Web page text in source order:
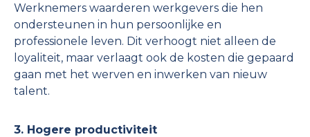
Werknemers waarderen werkgevers die hen
ondersteunen in hun persoonlijke en
professionele leven. Dit verhoogt niet alleen de
loyaliteit, maar verlaagt ook de kosten die gepaard
gaan met het werven en inwerken van nieuw
talent.
3. Hogere productiviteit